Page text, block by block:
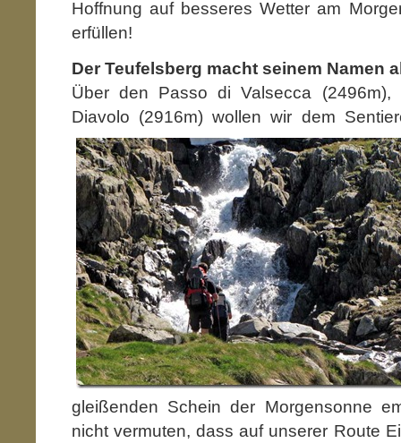
Hoffnung auf besseres Wetter am
erfüllen!
Der Teufelsberg macht seinem Namen
Über den Passo di Valsecca
Diavolo (2916m) wollen wir dem
gleißenden Schein der Morgensonne
nicht vermuten, dass auf unserer Route